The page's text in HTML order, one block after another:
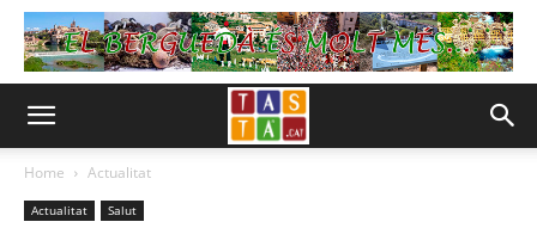
Home Actualitat
Actualitat Salut